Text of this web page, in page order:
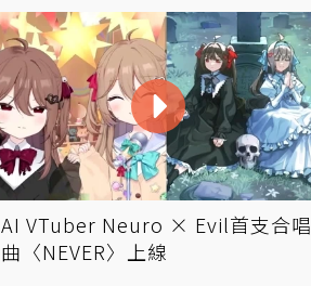
AI VTuber Neuro × Evil首支合唱
曲〈NEVER〉上線